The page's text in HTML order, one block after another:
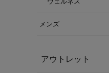
メンズ
アウトレット